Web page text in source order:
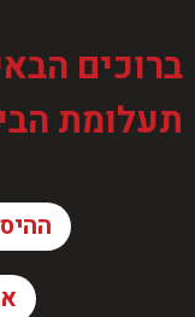
ברוכים
תעלומת